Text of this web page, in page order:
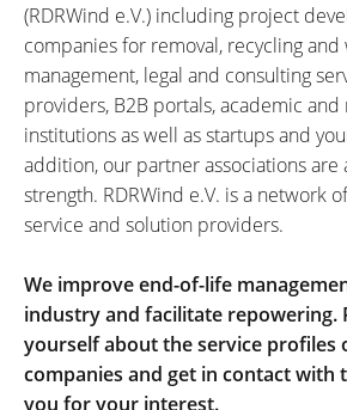
(RDRWind e.V.) including project
companies for removal, recycling and
management, legal and consulting
providers, B2B portals, academic and
institutions as well as startups and
addition, our partner associations are
strength. RDRWind e.V. is a network
service and solution providers.
We improve end-of-life
industry and facilitate repowering.
yourself about the service profiles
companies and get in contact with
you for your interest.